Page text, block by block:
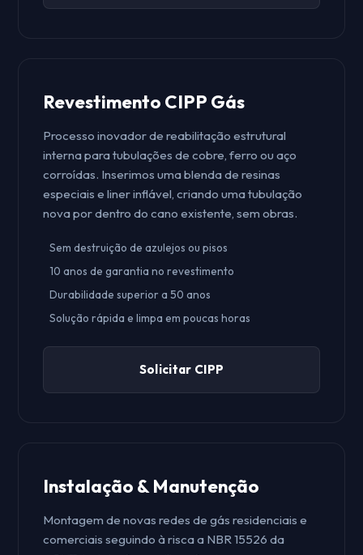
Revestimento CIPP Gás
Processo inovador de reabilitação estrutural
interna para tubulações de cobre, ferro ou aço
corroídas. Inserimos uma blenda de resinas
especiais e liner inflável, criando uma tubulação
nova por dentro do cano existente, sem obras.
Sem destruição de azulejos ou pisos
10 anos de garantia no revestimento
Durabilidade superior a 50 anos
Solução rápida e limpa em poucas horas
Solicitar CIPP
Instalação & Manutenção
Montagem de novas redes de gás residenciais e
comerciais seguindo à risca a NBR 15526 da